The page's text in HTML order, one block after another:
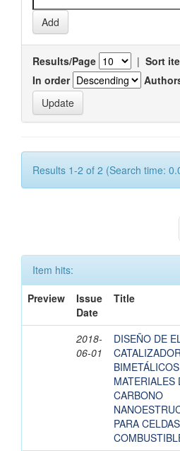
Results/Page | Sort
In order
Results 1-2 of 2 (Search time:
Item hits:
Preview
Issue
Date
Title
2018-
06-01
DISEÑO DE
MATERIALES
CARBONO
PARA